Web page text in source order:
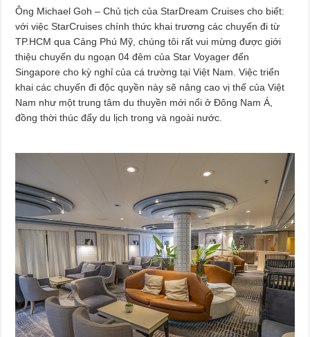
Ông Michael Goh – Chủ tịch của StarDream Cruises cho biết:
với việc StarCruises chính thức khai trương các chuyến đi từ
TP.HCM qua Cảng Phú Mỹ, chúng tôi rất vui mừng được giới
thiệu chuyến du ngoạn 04 đêm của Star Voyager đến
Singapore cho kỳ nghỉ của cá trường tại Việt Nam. Việc triển
khai các chuyến đi độc quyền này sẽ nâng cao vị thế của Việt
Nam như một trung tâm du thuyền mới nổi ở Đông Nam Á,
đồng thời thúc đẩy du lịch trong và ngoài nước.